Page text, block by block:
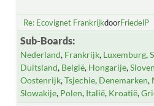
Re: Ecovignet FrankrijkdoorFriedelP
Sub-Boards
Nederland Frankrijk Luxemburg
Duitsland België Hongarije
Oostenrijk Tsjechie Denemarken
Slowakije Polen Italië Kroatië